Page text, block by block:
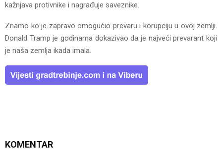
kažnjava protivnike i nagrađuje saveznike.
Znamo ko je zapravo omogućio prevaru i korupciju u ovoj zemlji.
Donald Tramp je godinama dokazivao da je najveći prevarant koji
je naša zemlja ikada imala.
KOMENTAR